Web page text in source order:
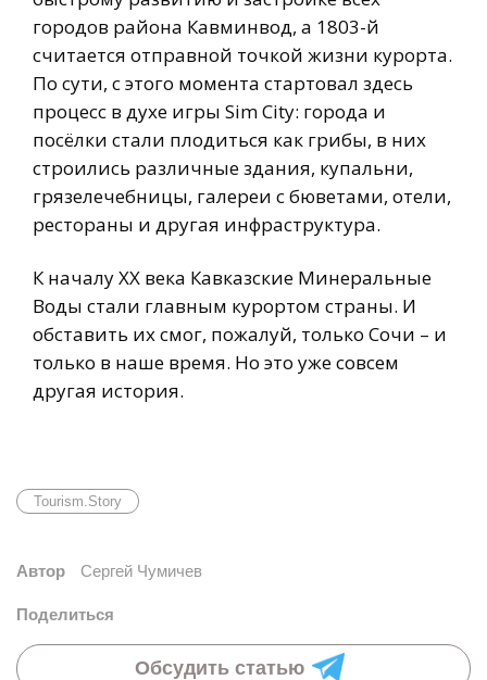
городов района Кавминвод, а 1803-й
считается отправной точкой жизни курорта.
По сути, с этого момента стартовал здесь
процесс в духе игры Sim City: города и
посёлки стали плодиться как грибы, в них
строились различные здания, купальни,
грязелечебницы, галереи с бюветами, отели,
рестораны и другая инфраструктура.
К началу XX века Кавказские Минеральные
Воды стали главным курортом страны. И
обставить их смог, пожалуй, только Сочи – и
только в наше время. Но это уже совсем
другая история.
Tourism.Story
Автор Сергей Чумичев
Поделиться
Обсудить статью